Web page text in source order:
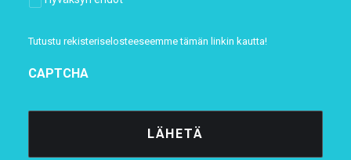
Tutustu rekisteriselosteeseemmetämän linkin kautta!
CAPTCHA